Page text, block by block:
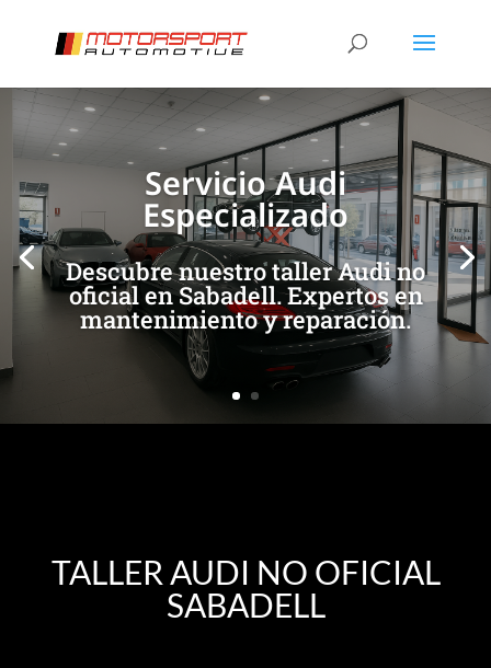
Servicio Audi
Especializado
Descubre nuestro taller Audi no
oficial en Sabadell. Expertos en
mantenimiento y reparación.
[/et_pb_slide] [/et_pb_slide]
TALLER AUDI NO OFICIAL
SABADELL